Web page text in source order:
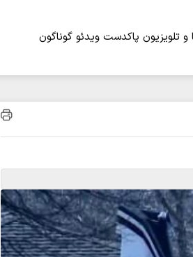
و تلویزیون پاکدست ویدئو گوناگون